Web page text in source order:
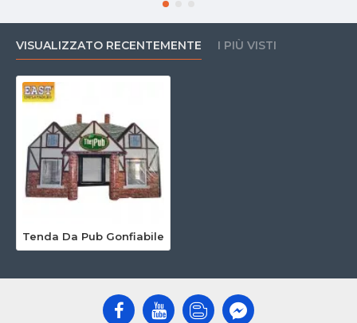
VISUALIZZATO RECENTEMENTE I PIÙ VISTI
Tenda Da Pub Gonfiabile